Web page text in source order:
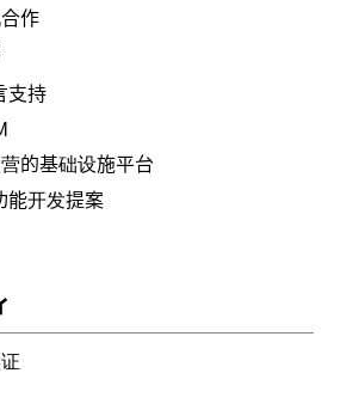
作
支持
的基础设施平台
能开发提案